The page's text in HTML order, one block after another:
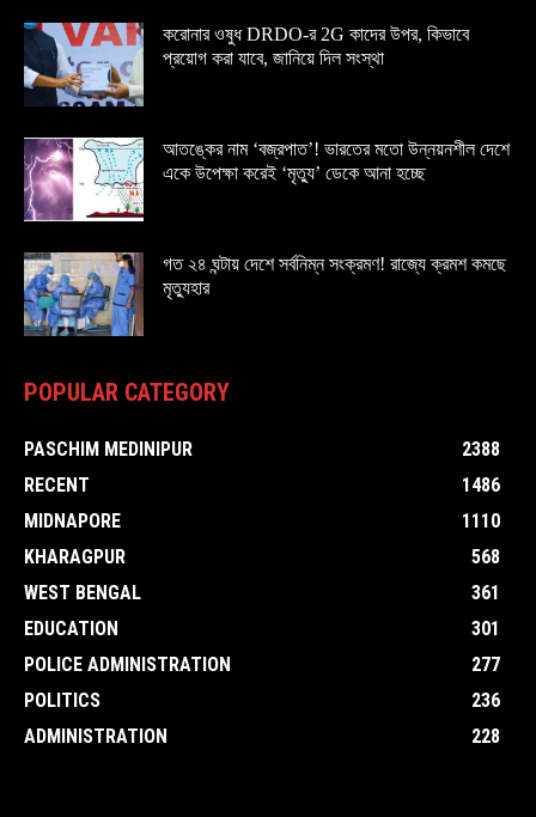
করোনার ওষুধ DRDO-র 2G কাদের উপর, কিভাবে
প্রয়োগ করা যাবে, জানিয়ে দিল সংস্থা
আতঙ্কের নাম ‘বজ্রপাত’! ভারতের মতো উন্নয়নশীল দেশে
একে উপেক্ষা করেই ‘মৃত্যু’ ডেকে আনা হচ্ছে
গত ২৪ ঘন্টায় দেশে সর্বনিম্ন সংক্রমণ! রাজ্যে ক্রমশ কমছে
মৃত্যুহার
POPULAR CATEGORY
PASCHIM MEDINIPUR
2388
RECENT
1486
MIDNAPORE
1110
KHARAGPUR
568
WEST BENGAL
361
EDUCATION
301
POLICE ADMINISTRATION
277
POLITICS
236
ADMINISTRATION
228